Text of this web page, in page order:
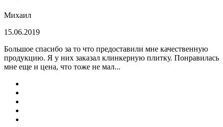
Михаил
15.06.2019
Большое спасибо за то что предоставили мне качественную
продукцию. Я у них заказал клинкерную плитку. Понравилась
мне еще и цена, что тоже не мал...